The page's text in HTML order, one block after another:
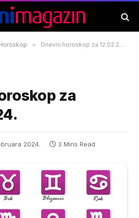
» Dnevni horoskop za 12.02.2024.
za
2024. 3 Mins Read